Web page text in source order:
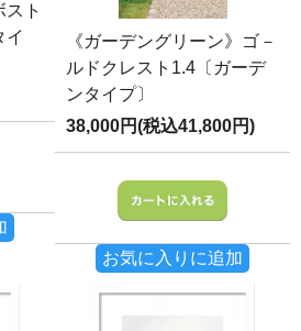
スト
イ
《ガーデングリーン》ゴ－
ルドクレスト1.4〔ガーデ
ンタイプ〕
38,000円(税込41,800円)
お気に入りに追加